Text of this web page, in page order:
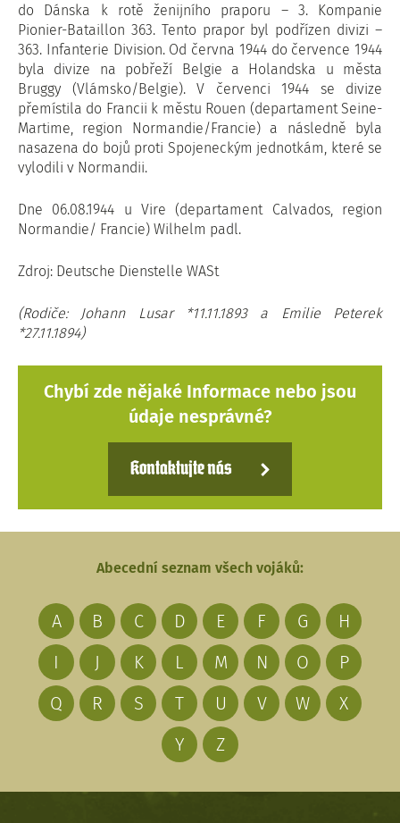
do Dánska k rotě ženijního praporu – 3. Kompanie
Pionier-Bataillon 363. Tento prapor byl podřízen divizi –
363. Infanterie Division. Od června 1944 do července 1944
byla divize na pobřeží Belgie a Holandska u města
Bruggy (Vlámsko/Belgie). V červenci 1944 se divize
přemístila do Francii k městu Rouen (departament Seine-
Martime, region Normandie/Francie) a následně byla
nasazena do bojů proti Spojeneckým jednotkám, které se
vylodili v Normandii.
Dne 06.08.1944 u Vire (departament Calvados, region
Normandie/ Francie) Wilhelm padl.
Zdroj: Deutsche Dienstelle WASt
(Rodiče: Johann Lusar *11.11.1893 a Emilie Peterek
*27.11.1894)
Chybí zde nějaké Informace nebo jsou
údaje nesprávné?
Kontaktujte nás
Abecední seznam všech vojáků:
A B C D E F G
H
I
J K L M N O
P
Q
R S T U V W
X
Y
Z